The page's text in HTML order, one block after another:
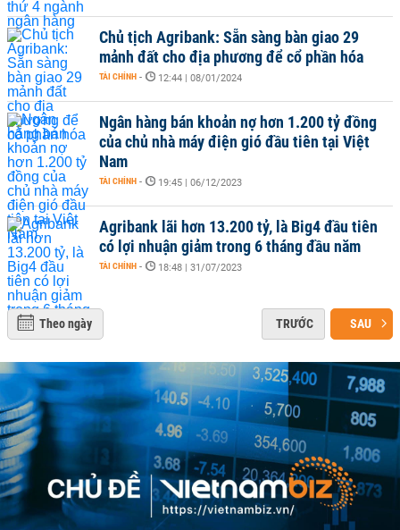
Chủ tịch Agribank: Sẵn sàng bàn giao 29
mảnh đất cho địa phương để cổ phần hóa
TÀI CHÍNH - 12:44 | 08/01/2024
Ngân hàng bán khoản nợ hơn 1.200 tỷ đồng
của chủ nhà máy điện gió đầu tiên tại Việt
Nam
TÀI CHÍNH - 19:45 | 06/12/2023
Agribank lãi hơn 13.200 tỷ, là Big4 đầu tiên
có lợi nhuận giảm trong 6 tháng đầu năm
TÀI CHÍNH - 18:48 | 31/07/2023
Theo ngày TRƯỚC SAU